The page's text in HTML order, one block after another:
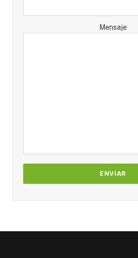
Mensaje